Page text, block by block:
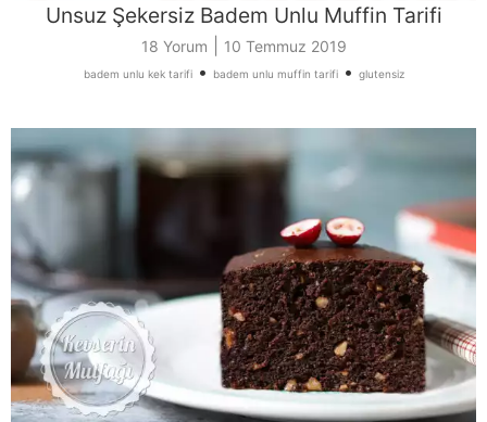
Unsuz Şekersiz Badem Unlu Muffin Tarifi
18 Yorum 10 Temmuz 2019
badem unlu kek tarifi• badem unlu muffin tarifi• glutensiz